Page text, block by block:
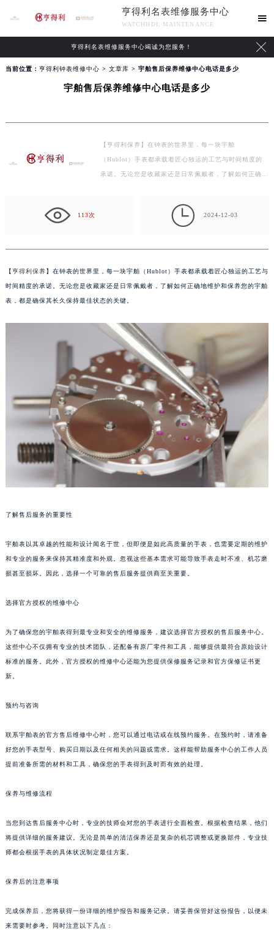
亨得利名表维修服务中心
WATCHHDL MAINTENANCE

亨得利名表维修服务中心竭诚为您服务！ 
当前位置： 亨得利钟表维修中心 > 文章库 > 宇舶售后保养维修中心电话是多少
宇舶售后保养维修中心电话是多少
【亨得利保养】在钟表的世界里，每一块宇舶
（Hublot）手表都承载着匠心独运的工艺与时间精度的
承诺。无论您是收藏家还是日常佩戴者，了解如何正确地
113次  2024-12-03
【亨得利保养】在钟表的世界里，每一块宇舶（Hublot）手表都承载着匠心独运的工艺与
时间精度的承诺。无论您是收藏家还是日常佩戴者，了解如何正确地维护和保养您的宇舶
表，都是确保其长久保持最佳状态的关键。
了解售后服务的重要性
宇舶表以其卓越的性能和设计闻名于世，但即便是如此高质量的手表，也需要定期的维护
和专业的服务来保持其精准度和外观。忽视这些基本需求可能导致手表走时不准、机芯磨
损甚至损坏。因此，选择一个可靠的售后服务提供商至关重要。
选择官方授权的维修中心
为了确保您的宇舶表得到最专业和安全的维修服务，建议选择官方授权的售后服务中心。
这些中心不仅拥有专业的技术团队，还配备有原厂零件和工具，能够提供最符合原始设计
标准的服务。此外，官方授权的维修中心还能为您提供保修服务记录和官方保修证书更
新。
预约与咨询
联系宇舶表的官方售后维修中心时，您可以通过电话或在线预约服务。在预约时，请准备
好您的手表型号、购买日期以及任何相关的问题或需求。这样能帮助服务中心的工作人员
提前准备所需的材料和工具，确保您的手表得到及时而有效的处理。
保养与维修流程
当您到达售后服务中心时，专业的技师会对您的手表进行全面检查。根据检查结果，他们
将提供详细的服务建议。无论是简单的清洁保养还是复杂的机芯调整或更换部件，专业技
师都会根据手表的具体状况制定最佳方案。
保养后的注意事项
完成保养后，您将获得一份详细的维护报告和服务记录。请妥善保管好这份报告，以便未
来需要时参考。同时注意以下几点：